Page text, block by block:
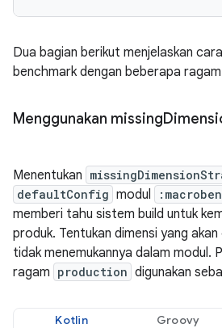
Dua bagian berikut menjelaskan
benchmark dengan beberapa
Menggunakan missing
Menentukan
defaultConfig modul
memberi tahu sistem build untuk
produk. Tentukan dimensi yang akan
tidak menemukannya dalam modul.
ragam production digunakan
Kotlin Groovy